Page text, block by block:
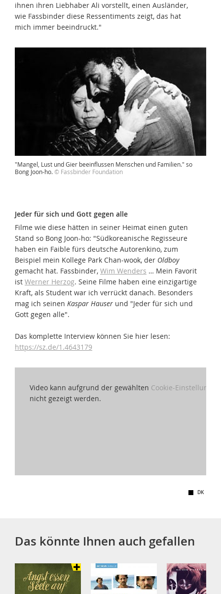
ihnen ihren Liebhaber Ali vorstellt, einen Ausländer,
wie Fassbinder diese Ressentiments zeigt, das hat
mich immer beeindruckt."
"Mangel, Lust und Gier beeinflussen Menschen und Familien." so
Bong Joon-ho.© Fassbinder Foundation
Jeder für sich und Gott gegen alle
Filme wie diese hätten in seiner Heimat einen guten
Stand so Bong Joon-ho: "Südkoreanische Regisseure
haben ein Faible fürs deutsche Autorenkino, zum
Beispiel mein Kollege Park Chan-wook, der Oldboy
gemacht hat. Fassbinder, Wim Wenders … Mein Favorit
ist Werner Herzog. Seine Filme haben eine einzigartige
Kraft, als Student war ich verrückt danach. Besonders
mag ich seinen Kaspar Hauser und "Jeder für sich und
Gott gegen alle".
Das komplette Interview können Sie hier lesen:
https://sz.de/1.4643179
Video kann aufgrund der gewählten Cookie-Einstellungen
nicht gezeigt werden.
DK
Das könnte Ihnen auch gefallen